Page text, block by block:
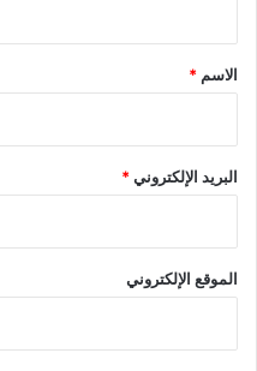
*
الاسم *
البريد الإلكتروني*
الموقع الإلكتروني